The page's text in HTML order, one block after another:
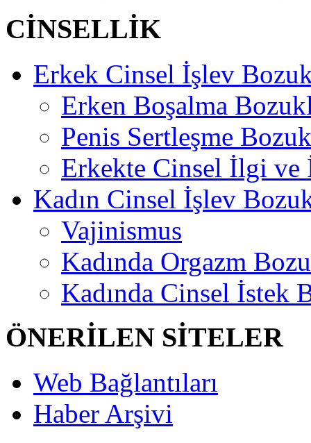
CİNSELLİK
Erkek Cinsel İşlev
Erken Boşalma
Penis Sertleşme
Erkekte Cinsel İlgi ve
Kadın Cinsel İşlev
Vajinismus
Kadında Orgazm
Kadında Cinsel İstek
ÖNERİLEN SİTELER
Web Bağlantıları
Haber Arşivi